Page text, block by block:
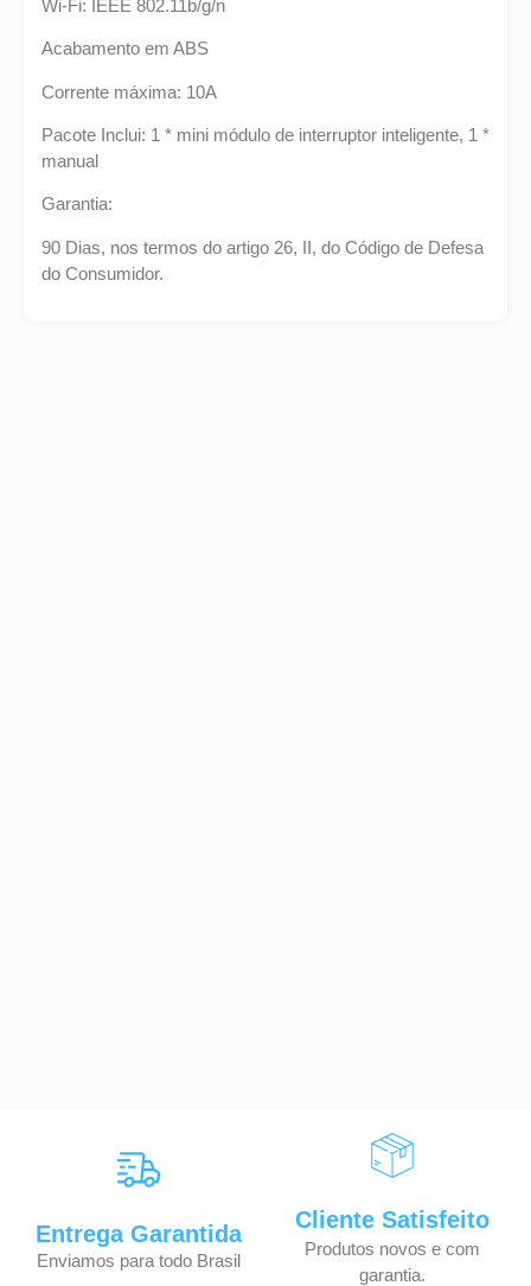
Wi-Fi: IEEE 802.11b/g/n
Acabamento em ABS
Corrente máxima: 10A
Pacote Inclui: 1 * mini módulo de interruptor inteligente, 1 *
manual
Garantia:
90 Dias, nos termos do artigo 26, II, do Código de Defesa
do Consumidor.
Entrega Garantida
Enviamos para todo Brasil
Cliente Satisfeito
Produtos novos e com
garantia.